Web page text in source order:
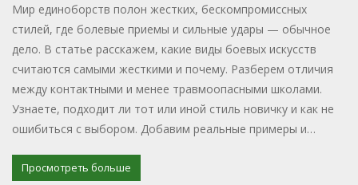
Мир единоборств полон жестких, бескомпромиссных
стилей, где болевые приемы и сильные удары — обычное
дело. В статье расскажем, какие виды боевых искусств
считаются самыми жесткими и почему. Разберем отличия
между контактными и менее травмоопасными школами.
Узнаете, подходит ли тот или иной стиль новичку и как не
ошибиться с выбором. Добавим реальные примеры и
Просмотреть больше